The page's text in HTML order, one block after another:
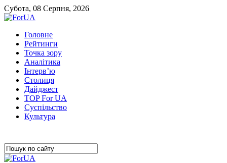
Субота, 08 Серпня, 2026
Головне
Рейтинги
Точка зору
Аналітика
Інтерв’ю
Столиця
Дайджест
TOP For UA
Суспiльство
Культура